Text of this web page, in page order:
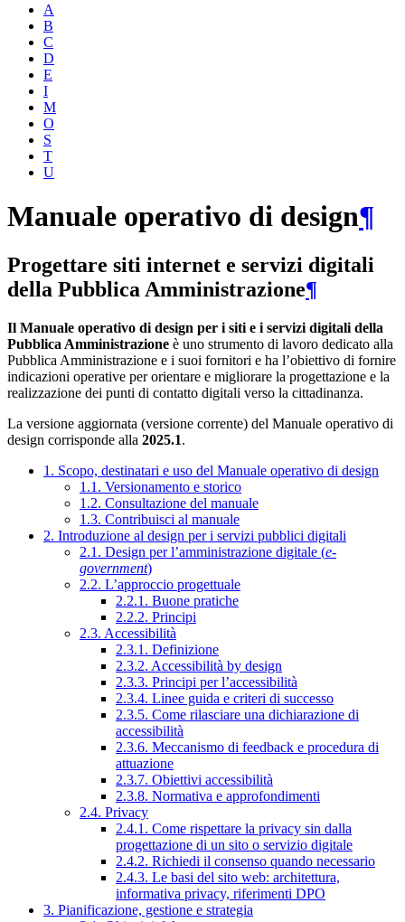
A
B
C
D
E
I
M
O
S
T
U
Manuale operativo di design¶
Progettare siti internet e servizi digitali
della Pubblica Amministrazione¶
Il Manuale operativo di design per i siti e i servizi digitali della
Pubblica Amministrazione è uno strumento di lavoro dedicato alla
Pubblica Amministrazione e i suoi fornitori e ha l’obiettivo di fornire
indicazioni operative per orientare e migliorare la progettazione e la
realizzazione dei punti di contatto digitali verso la cittadinanza.
La versione aggiornata (versione corrente) del Manuale operativo di
design corrisponde alla 2025.1.
1. Scopo, destinatari e uso del Manuale operativo di design
1.1. Versionamento e storico
1.2. Consultazione del manuale
1.3. Contribuisci al manuale
2. Introduzione al design per i servizi pubblici digitali
2.1. Design per l’amministrazione digitale (e-
government)
2.2. L’approccio progettuale
2.2.1. Buone pratiche
2.2.2. Principi
2.3. Accessibilità
2.3.1. Definizione
2.3.2. Accessibilità by design
2.3.3. Principi per l’accessibilità
2.3.4. Linee guida e criteri di successo
2.3.5. Come rilasciare una dichiarazione di
accessibilità
2.3.6. Meccanismo di feedback e procedura di
attuazione
2.3.7. Obiettivi accessibilità
2.3.8. Normativa e approfondimenti
2.4. Privacy
2.4.1. Come rispettare la privacy sin dalla
progettazione di un sito o servizio digitale
2.4.2. Richiedi il consenso quando necessario
2.4.3. Le basi del sito web: architettura,
informativa privacy, riferimenti DPO
3. Pianificazione, gestione e strategia